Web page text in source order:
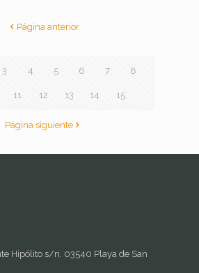
Página anterior
3 4 5 6 7 8
11 12 13 14 15
Página siguiente
Hipólito s/n. 03540 Playa de San